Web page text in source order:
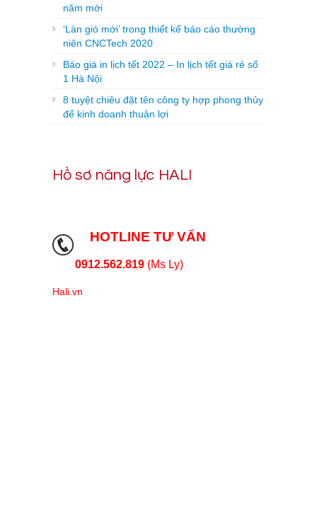
năm mới
‘Làn gió mới’ trong thiết kế báo cáo thường
niên CNCTech 2020
Báo giá in lịch tết 2022 – In lịch tết giá rẻ số
1 Hà Nội
8 tuyệt chiêu đặt tên công ty hợp phong thủy
để kinh doanh thuận lợi
Hồ sơ năng lực HALI
HOTLINE TƯ VẤN
0912.562.819 (Ms Ly)
Hali.vn